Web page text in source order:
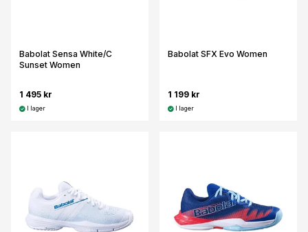
Babolat Sensa White/C
Sunset Women
1 495 kr
I lager
Babolat SFX Evo Women
1 199 kr
I lager